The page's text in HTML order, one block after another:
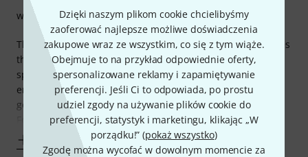
Dzięki naszym plikom cookie chcielibyśmy
zaoferować najlepsze możliwe doświadczenia
zakupowe wraz ze wszystkim, co się z tym wiąże.
Obejmuje to na przykład odpowiednie oferty,
spersonalizowane reklamy i zapamiętywanie
preferencji. Jeśli Ci to odpowiada, po prostu
udziel zgody na używanie plików cookie do
preferencji, statystyk i marketingu, klikając „W
porządku!” (pokaż wszystko)
Zgodę można wycofać w dowolnym momencie za
This little cover is not what you would expect it to be. It does
the job, but it could be better. Fit is tight when putting on
speaker, yet falls off easily. I doesn't cover the speaker
enough and could look better. The one thing that I cannot
get over is the material. It's horrible, cheap and plasticky.
For that price I would expect it to be of a higher quality
Pokaż więcej
wykończenie